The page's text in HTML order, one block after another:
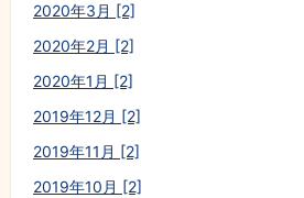
2020年3月 [2]
2020年2月 [2]
2020年1月 [2]
2019年12月 [2]
2019年11月 [2]
2019年10月 [2]